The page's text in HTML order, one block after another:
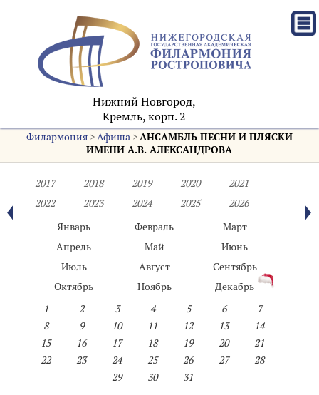
Нижний Новгород,
Кремль, корп. 2
Филармония>Афиша>АНСАМБЛЬ ПЕСНИ И ПЛЯСКИ
ИМЕНИ А.В. АЛЕКСАНДРОВА
2017 2018 2019 2020
2021
2022
2023 2024 2025
2026
Январь
Февраль
Март
Апрель
Май
Июнь
Июль
Август
Сентябрь
Октябрь
Ноябрь
Декабрь
1
2 3 4 5 6
7
8
9 10 11 12 13
14
15
16 17 18 19 20
21
22
23 24 25 26 27
28
29
30 31